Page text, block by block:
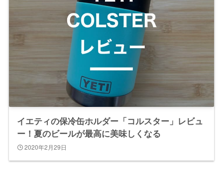
イエティの保冷缶ホルダー「コルスター」レビュ
ー！夏のビールが最高に美味しくなる
2020年2月29日